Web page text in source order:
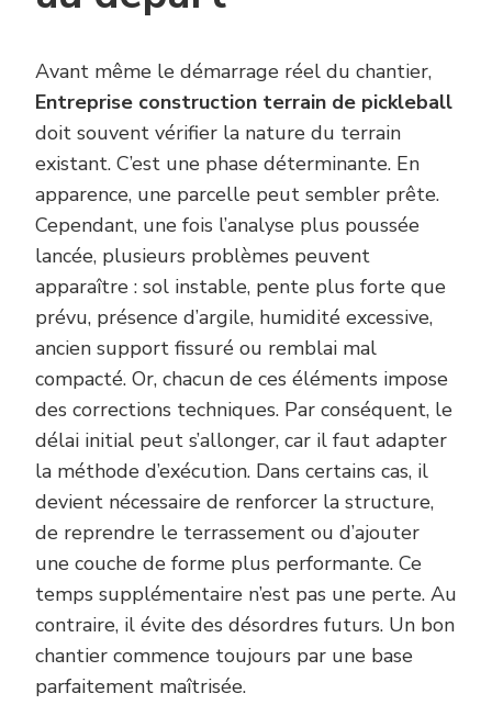
Avant même le démarrage réel du chantier,
Entreprise construction terrain de pickleball
doit souvent vérifier la nature du terrain
existant. C’est une phase déterminante. En
apparence, une parcelle peut sembler prête.
Cependant, une fois l’analyse plus poussée
lancée, plusieurs problèmes peuvent
apparaître : sol instable, pente plus forte que
prévu, présence d’argile, humidité excessive,
ancien support fissuré ou remblai mal
compacté. Or, chacun de ces éléments impose
des corrections techniques. Par conséquent, le
délai initial peut s’allonger, car il faut adapter
la méthode d’exécution. Dans certains cas, il
devient nécessaire de renforcer la structure,
de reprendre le terrassement ou d’ajouter
une couche de forme plus performante. Ce
temps supplémentaire n’est pas une perte. Au
contraire, il évite des désordres futurs. Un bon
chantier commence toujours par une base
parfaitement maîtrisée.